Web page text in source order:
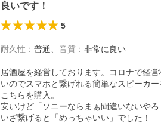
良いです！
5
耐久性 ： 普通 音質 ： 非常に良い
居酒屋を経営しております。コロナで経
いのでスマホと繋げれる簡単なスピーカ
こちらを購入。
安いけど「ソニーならまぁ間違いないや
いざ繋げると「めっちゃいい」でした！